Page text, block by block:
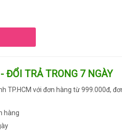
ĐỔI TRẢ TRONG 7 NGÀY
TP.HCM với đơn hàng từ 999.000đ,
hàng